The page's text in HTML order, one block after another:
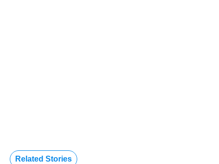
Related Stories